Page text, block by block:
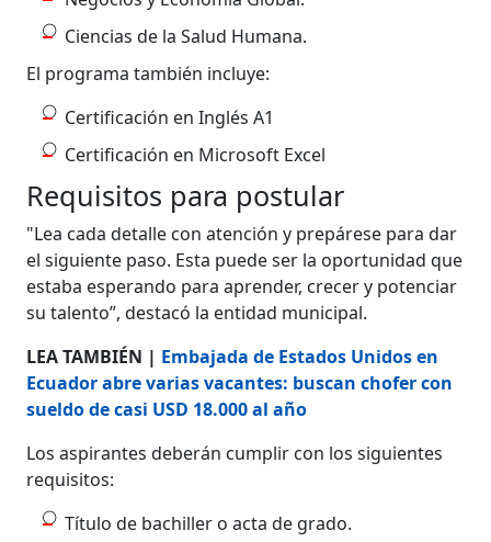
Ciencias de la Salud Humana.
El programa también incluye:
Certificación en Inglés A1
Certificación en Microsoft Excel
Requisitos para postular
"Lea cada detalle con atención y prepárese para dar
el siguiente paso. Esta puede ser la oportunidad que
estaba esperando para aprender, crecer y potenciar
su talento”, destacó la entidad municipal.
LEA TAMBIÉN | Embajada de Estados Unidos en
Ecuador abre varias vacantes: buscan chofer con
sueldo de casi USD 18.000 al año
Los aspirantes deberán cumplir con los siguientes
requisitos:
Título de bachiller o acta de grado.